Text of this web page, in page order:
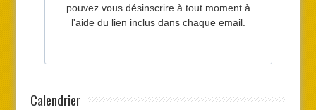
Calendrier